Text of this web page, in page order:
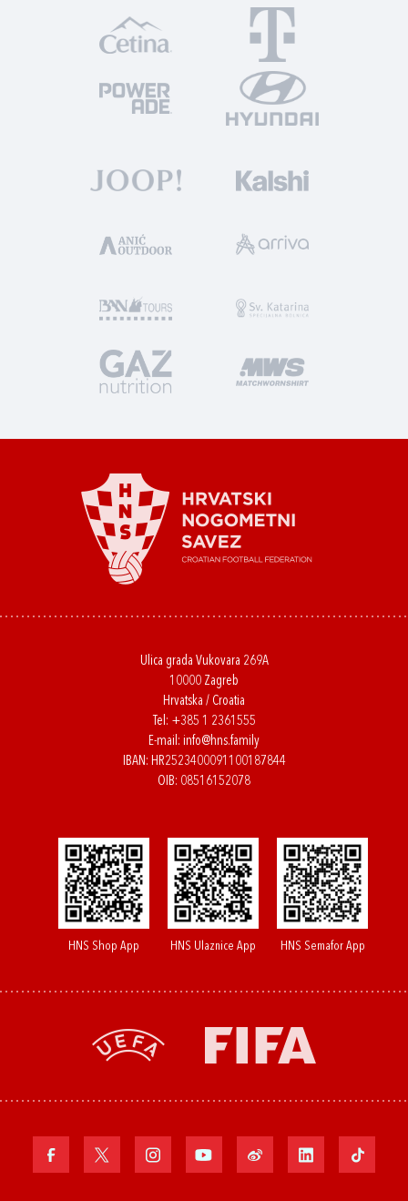
Ulica grada Vukovara 269A
10000 Zagreb
Hrvatska / Croatia
Tel: +385 1 2361555
E-mail: info@hns.family
IBAN: HR2523400091100187844
OIB: 08516152078
HNS Shop App HNS Ulaznice App HNS Semafor App